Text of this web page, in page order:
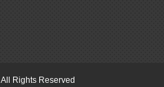
All Rights Reserved